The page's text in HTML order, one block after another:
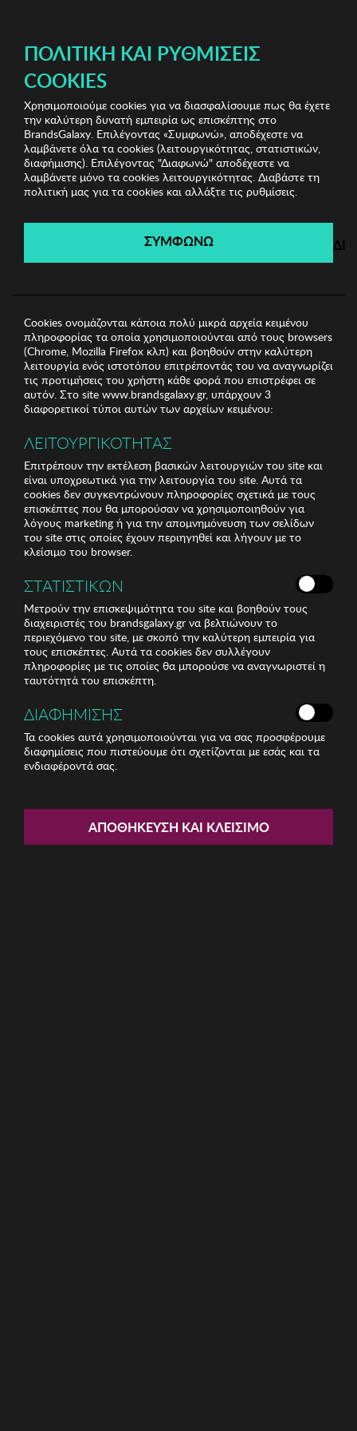
Home Accessories Είδη σπιτιού
Κηροπήγιο Zsa Zsa
Zsu
Home Accessories
Λήγει σε: 00ημέρες | 00ώρες 00λεπτά 00δευτ.
Κηροπήγιο Zsa Zsa Zsu
ΠΟΛΙΤΙΚΉ ΚΑΙ ΡΥΘΜΊΣΕΙΣ
COOKIES
Χρησιμοποιούμε cookies για να διασφαλίσουμε πως θα έχετε
την καλύτερη δυνατή εμπειρία ως επισκέπτης στο
BrandsGalaxy. Επιλέγοντας «Συμφωνώ», αποδέχεστε να
λαμβάνετε όλα τα cookies (λειτουργικότητας, στατιστικών,
διαφήμισης). Επιλέγοντας "Διαφωνώ" αποδέχεστε να
λαμβάνετε μόνο τα cookies λειτουργικότητας. Διαβάστε τη
πολιτική μας για τα cookies και αλλάξτε τις ρυθμίσεις.
ΣΥΜΦΩΝΩ
Cookies ονομάζονται κάποια πολύ μικρά αρχεία κειμένου
πληροφορίας τα οποία χρησιμοποιούνται από τους browsers
(Chrome, Mozilla Firefox κλπ) και βοηθούν στην καλύτερη
λειτουργία ενός ιστοτόπου επιτρέποντάς του να αναγνωρίζει
τις προτιμήσεις του χρήστη κάθε φορά που επιστρέφει σε
αυτόν. Στο site www.brandsgalaxy.gr, υπάρχουν 3
διαφορετικοί τύποι αυτών των αρχείων κειμένου:
ΛΕΙΤΟΥΡΓΙΚΟΤΗΤΑΣ
Επιτρέπουν την εκτέλεση βασικών λειτουργιών του site και
είναι υποχρεωτικά για την λειτουργία του site. Αυτά τα
cookies δεν συγκεντρώνουν πληροφορίες σχετικά με τους
επισκέπτες που θα μπορούσαν να χρησιμοποιηθούν για
λόγους marketing ή για την απομνημόνευση των σελίδων
του site στις οποίες έχουν περιηγηθεί και λήγουν με το
κλείσιμο του browser.
ΣΤΑΤΙΣΤΙΚΩΝ
Μετρούν την επισκεψιμότητα του site και βοηθούν τους
διαχειριστές του brandsgalaxy.gr να βελτιώνουν το
περιεχόμενο του site, με σκοπό την καλύτερη εμπειρία για
τους επισκέπτες. Αυτά τα cookies δεν συλλέγουν
πληροφορίες με τις οποίες θα μπορούσε να αναγνωριστεί η
ταυτότητά του επισκέπτη.
ΔΙΑΦΗΜΙΣΗΣ
Τα cookies αυτά χρησιμοποιούνται για να σας προσφέρουμε
διαφημίσεις που πιστεύουμε ότι σχετίζονται με εσάς και τα
ενδιαφέροντά σας.
ΑΠΟΘΉΚΕΥΣΗ ΚΑΙ ΚΛΕΊΣΙΜΟ